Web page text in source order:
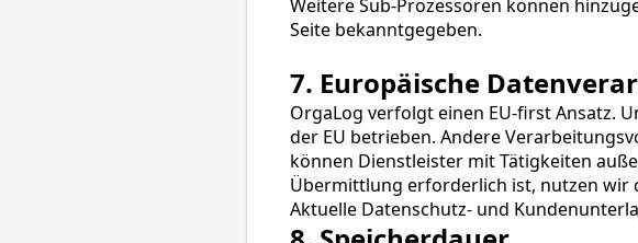
Weitere Sub-Prozessoren können
Seite bekanntgegeben.
7. Europäische
OrgaLog verfolgt einen EU-first Ansatz.
der EU betrieben. Andere
können Dienstleister mit Tätigkeiten
Übermittlung erforderlich ist, nutzen wir
Aktuelle Datenschutz- und